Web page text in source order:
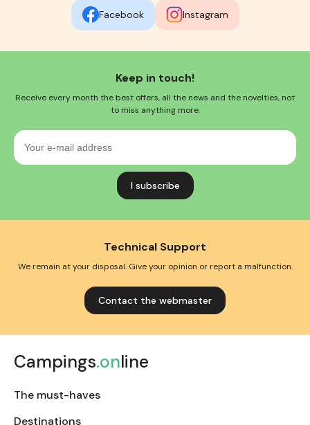
Facebook Instagram
Keep in touch!
Receive every month the best offers, all the news and the novelties, not
to miss anything more.
Your
mail
Technical Support
We remain at your disposal. Give your opinion or report a malfunction.
Contact the webmaster
Campings.online
The must-haves
Destinations